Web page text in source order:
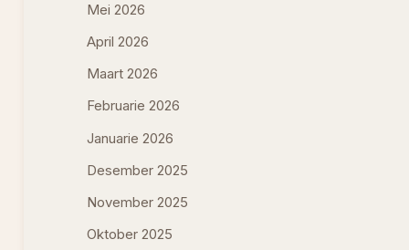
Mei 2026
April 2026
Maart 2026
Februarie 2026
Januarie 2026
Desember 2025
November 2025
Oktober 2025